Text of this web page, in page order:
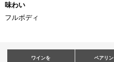
味わい
フルボディ
ワインを
ペアリ